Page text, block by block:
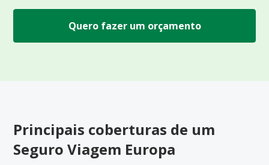
Quero fazer um orçamento
Principais coberturas de um
Seguro Viagem Europa